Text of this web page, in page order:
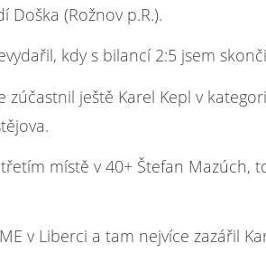
(Rožnov p.R.).
kdy s bilancí 2:5 jsem
zúčastnil ještě Karel Kepl v
místě v 40+ Štefan Mazúch,
v Liberci a tam nejvíce zazářil